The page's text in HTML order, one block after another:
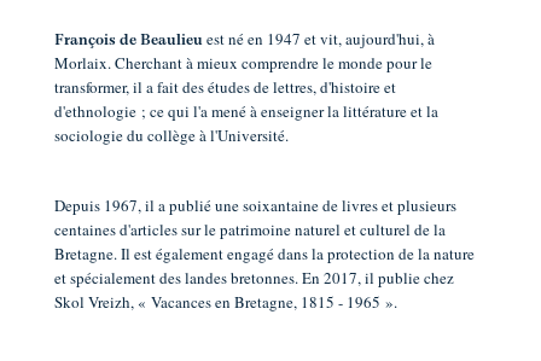
François de Beaulieu est né en 1947 et vit, aujourd'hui, à
Morlaix. Cherchant à mieux comprendre le monde pour le
transformer, il a fait des études de lettres, d'histoire et
d'ethnologie ; ce qui l'a mené à enseigner la littérature et la
sociologie du collège à l'Université.
Depuis 1967, il a publié une soixantaine de livres et plusieurs
centaines d'articles sur le patrimoine naturel et culturel de la
Bretagne. Il est également engagé dans la protection de la nature
et spécialement des landes bretonnes. En 2017, il publie chez
Skol Vreizh, « Vacances en Bretagne, 1815 - 1965 ».